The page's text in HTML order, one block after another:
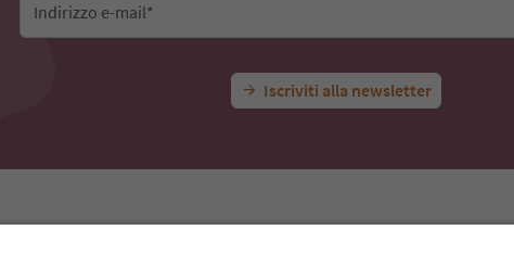
Indirizzo e-mail*
Iscriviti alla newsletter